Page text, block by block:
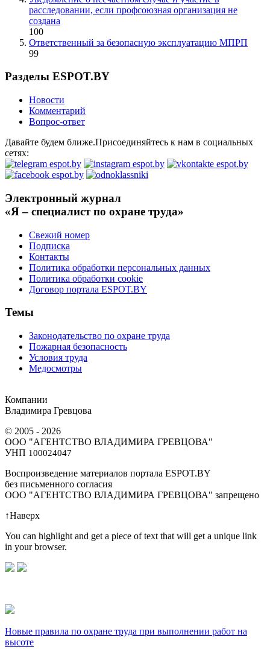
расследовании, если профсоюзная организация не
создана
100
Ответственный за безопасную эксплуатацию МПРП
99
Разделы ESPOT.BY
Новости
Комментарий
Вопрос-ответ
Давайте будем ближе.Присоединяйтесь к нам в социальных
сетях:
Электронный журнал
«Я – специалист по охране труда»
Свежий номер
Подписка
Контакты
Политика обработки персональных данных
Политика обработки cookie
Договор портала ESPOT.BY
Темы
Законодательство по охране труда
Пожарная безопасность
Условия труда
Медосмотры
Компании
Владимира Гревцова
© 2005 - 2026
ООО "АГЕНТСТВО ВЛАДИМИРА ГРЕВЦОВА"
УНП 100024047
Воспроизведение материалов портала ESPOT.BY
без письменного согласия
OOO "АГЕНТСТВО ВЛАДИМИРА ГРЕВЦОВА" запрещено
↑Наверх
You can highlight and get a piece of text that will get a unique link
in your browser.
Новые правила по охране труда при выполнении работ на
высоте